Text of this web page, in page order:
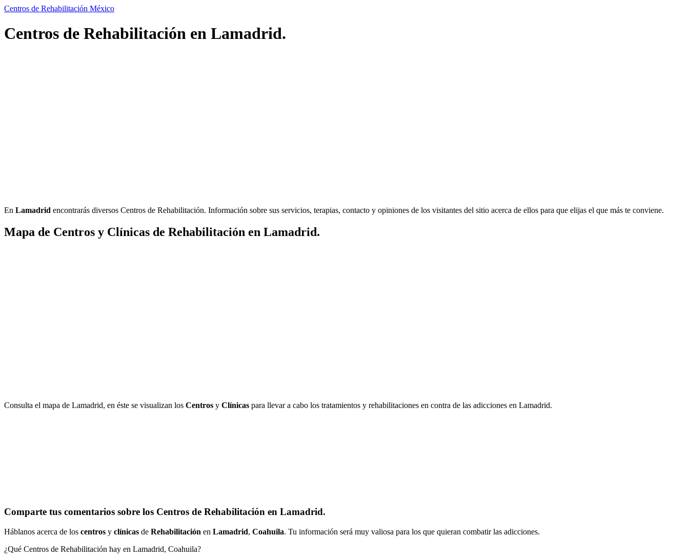
Centros de Rehabilitación México
Centros de Rehabilitación en Lamadrid.
En Lamadrid encontrarás diversos Centros de Rehabilitación. Información sobre sus servicios, terapias, contacto y opiniones de los visitantes del sitio acerca de ellos para que elijas el que más te conviene.
Mapa de Centros y Clínicas de Rehabilitación en Lamadrid.
Consulta el mapa de Lamadrid, en éste se visualizan los Centros y Clínicas para llevar a cabo los tratamientos y rehabilitaciones en contra de las adicciones en Lamadrid.
Comparte tus comentarios sobre los Centros de Rehabilitación en Lamadrid.
Háblanos acerca de los centros y clínicas de Rehabilitación en Lamadrid, Coahuila. Tu información será muy valiosa para los que quieran combatir las adicciones.
¿Qué Centros de Rehabilitación hay en Lamadrid, Coahuila?